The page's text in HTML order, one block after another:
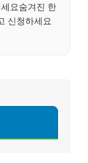
요숨겨진 한
신청하세요